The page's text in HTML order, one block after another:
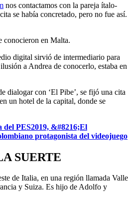
nos contactamos con la pareja ítalo-
se había concretado, pero no fue así.
conocieron en Malta.
digital sirvió de intermediario para
a Andrea de conocerlo, estaba en
dialogar con ‘El Pibe’, se fijó una cita
un hotel de la capital, donde se
del PES2019, &#8216;El
protagonista del videojuego
SUERTE
de Italia, en una región llamada Valle
y Suiza. Es hijo de Adolfo y